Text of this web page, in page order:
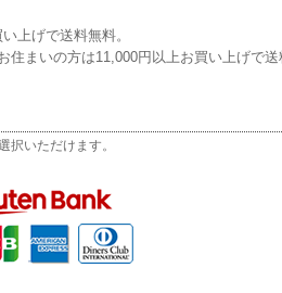
上げで送料無料。
住まいの方は11,000円以上お買い上げで送
択いただけます。